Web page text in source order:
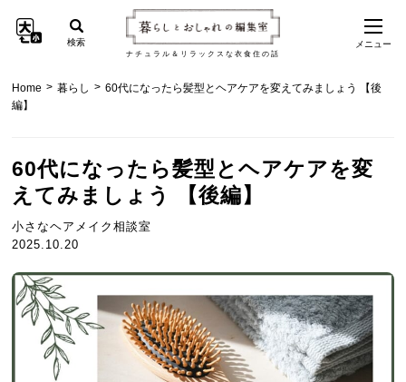
ナチュラル＆リラックスな衣食住の話
検索 メニュー
Home > 暮らし > 60代になったら髪型とヘアケアを変えてみましょう 【後
編】
60代になったら髪型とヘアケアを変
えてみましょう 【後編】
小さなヘアメイク相談室
2025.10.20